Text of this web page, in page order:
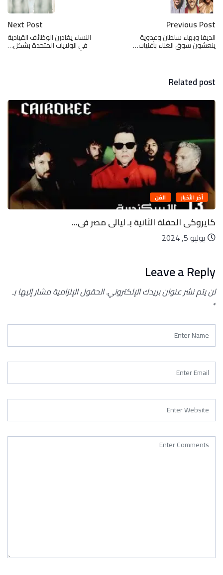
Previous Post
الديفا وبهاء سلطان وعدوية
ينعشون سوق الغناء بأغنيات…
Next Post
النساء يغادرن الوظائف القيادية
في الولايات المتحدة بشكل…
Related post
آخر الأخبار الفن
كايروكى الحفلة الثانية بـ ليالى مصر فى...
يوليو 5, 2024
Leave a Reply
لن يتم نشر عنوان بريدك الإلكتروني.الحقول الإلزامية مشار إليها بـ
*